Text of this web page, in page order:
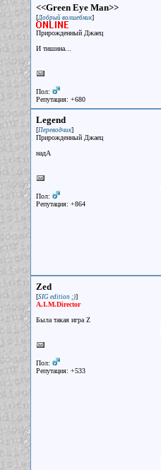
<<Green Eye Man>>
[Добрый волшебник]
Прирожденный Джаец
И тишина...
Пол:
Репутация: +680
Legend
[Переводчик]
Прирожденный Джаец
надА
Пол:
Репутация: +864
Zed
[SIG edition ;)]
A.I.M.Director
Была такая игра Z
Пол:
Репутация: +533